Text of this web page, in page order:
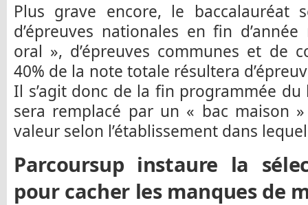
Plus grave encore, le baccalauréat
d’épreuves nationales en fin
oral », d’épreuves communes et de
40% de la note totale résultera
Il s’agit donc de la fin programmée
sera remplacé par un « bac maison
valeur selon l’établissement dans lequel
Parcoursup instaure la
pour cacher les manques de